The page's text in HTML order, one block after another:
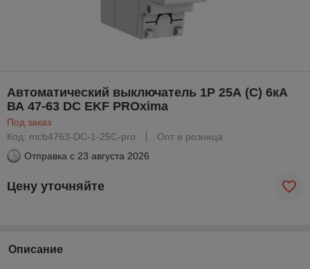
Автоматический выключатель 1P 25А (C) 6кА
ВА 47-63 DC EKF PROxima
Под заказ
Код: mcb4763-DC-1-25C-pro
Опт и розница
Отправка с 23 августа 2026
Цену уточняйте
Описание